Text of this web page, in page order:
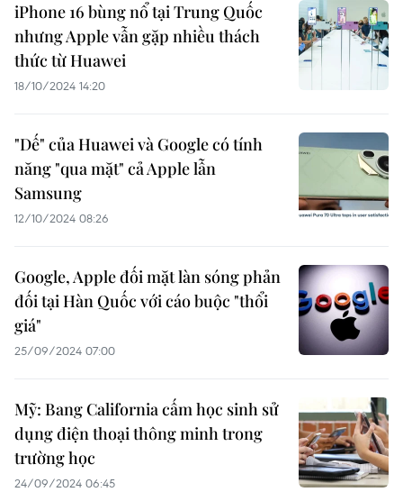
iPhone 16 bùng nổ tại Trung Quốc
nhưng Apple vẫn gặp nhiều thách
thức từ Huawei
18/10/2024 14:20
"Dế" của Huawei và Google có tính
năng "qua mặt" cả Apple lẫn
Samsung
12/10/2024 08:26
Google, Apple đối mặt làn sóng phản
đối tại Hàn Quốc với cáo buộc "thổi
giá"
25/09/2024 07:00
Mỹ: Bang California cấm học sinh sử
dụng điện thoại thông minh trong
trường học
24/09/2024 06:45